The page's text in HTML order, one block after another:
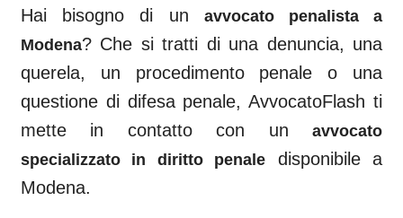
Hai bisogno di un
avvocato penalista a
Modena? Che si tratti di una denuncia, una
querela, un procedimento penale o una
questione di difesa penale, AvvocatoFlash ti
mette in contatto con un
avvocato
specializzato in diritto penale
disponibile a
Modena.